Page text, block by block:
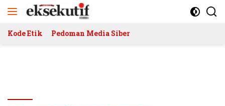
Kode Etik Pedoman Media Siber